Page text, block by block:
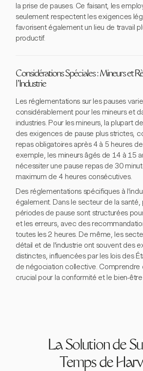
la prise de pauses. Ce faisant, les
seulement respectent les exigences
favorisent également un lieu de travail
productif.
Considérations Spéciales : Mineurs et
l'Industrie
Les réglementations sur les pauses
considérablement pour les mineurs et
industries. Pour les mineurs, la plupart
des exigences de pause plus strictes,
repas obligatoires après 4 à 5 heures
exemple, les mineurs âgés de 14 à 15
nécessiter une pause repas de 30
maximum de 4 heures consécutives.
Des réglementations spécifiques à
également. Dans le secteur de la
périodes de pause sont structurées
et les erreurs, avec des
toutes les 2 heures. De même, les
détail et de l'industrie ont souvent des
distinctes, influencées par les lois des
de négociation collective. Comprendre
crucial pour la conformité et le bien-
La Solution de
Temps de